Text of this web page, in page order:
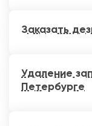
Заказать
Удаление
Петербурге